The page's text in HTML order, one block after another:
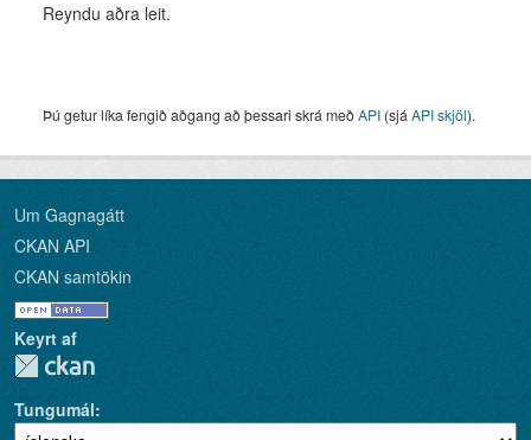
Reyndu aðra leit.
Þú getur líka fengið aðgang að þessari skrá meðAPI (sjá API skjöl).
Um Gagnagátt
CKAN API
CKAN samtökin
Keyrt af
Tungumál